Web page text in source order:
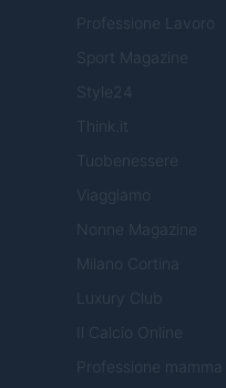
Professione Lavoro
Sport Magazine
Style24
Think.it
Tuobenessere
Viaggiamo
Nonne Magazine
Milano Cortina
Luxury Club
Il Calcio Online
Professione mamma